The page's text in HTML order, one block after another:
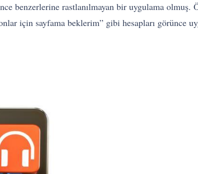
benzerlerine rastlanılmayan bir uygulama olmuş.
için sayfama beklerim” gibi hesapları görünce